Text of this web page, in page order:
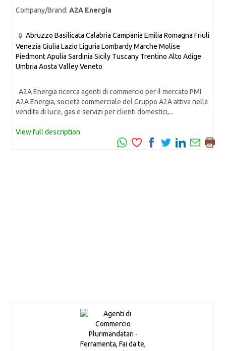
Company/Brand: A2A Energia
Abruzzo Basilicata Calabria Campania Emilia Romagna Friuli
Venezia Giulia Lazio Liguria LombardyMarche Molise
PiedmontApulia Sardinia Sicily Tuscany Trentino Alto Adige
Umbria Aosta ValleyVeneto
A2A Energia ricerca agenti di commercio per il mercato PMI
A2A Energia, società commerciale del Gruppo A2A attiva nella
vendita di luce, gas e servizi per clienti domestici,...
View full description